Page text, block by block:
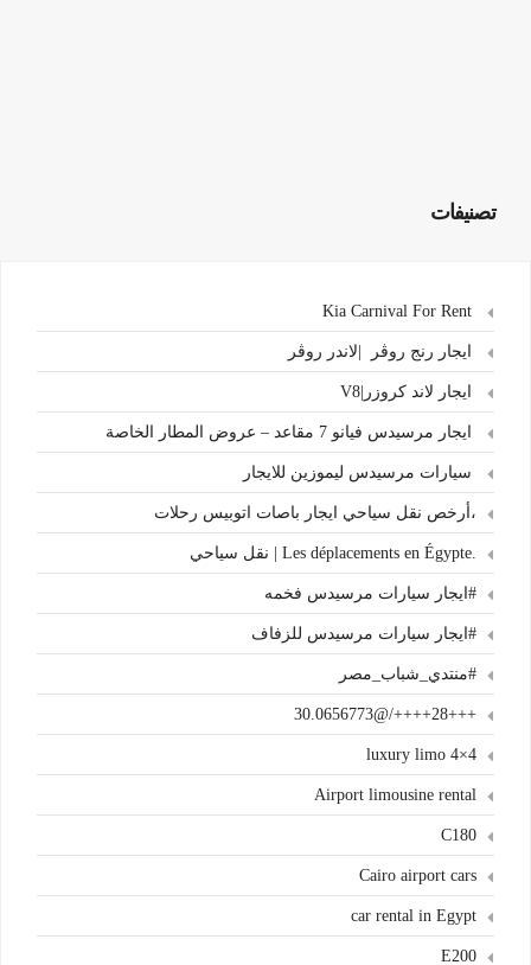
تصنيفات
ايجار رنج روڤر |لاندر روڤر
ايجار لاند كروزر|V8
ايجار مرسيدس فيانو 7 مقاعد – عروض المطار الخاصة
سيارات مرسيدس ليموزين للايجار
،أرخص نقل سياحي ايجار باصات اتوبيس رحلات
.Les déplacements en Égypte | نقل سياحي
#ايجار سيارات مرسيدس فخمه
#ايجار سيارات مرسيدس للزفاف
#منتدي_شباب_مصر
+++28++++/@30.0656773
4×4 luxury limo
Airport limousine rental
C180
Cairo airport cars
car rental in Egypt
E200